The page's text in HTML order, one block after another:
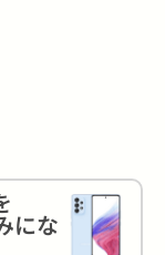
にな